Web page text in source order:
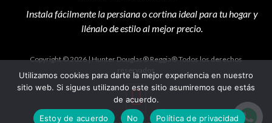
Copyright © 2026 | Hunter Douglas® Reggia® Todos los derechos
reservados
Utilizamos cookies para darte la mejor experiencia en nuestro
sitio web. Si sigues utilizando este sitio asumiremos que estás
de acuerdo.
Estoy de acuerdo
No Política de privacidad